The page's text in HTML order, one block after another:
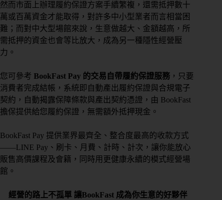
然而市面上辦理履約保證方案手續繁複，還需抵押數十
萬或百萬資金才能取得，對許多中小型業者而言相當困
難；而對中大型場館來說，生意做越大、金額越高，所
需抵押的資金也會等比放大，成為另一種隱性經營壓
力。
您可參考 BookFast Pay 的交易自帶履約保證服務 ，只要
消費者完成結帳，系統即自動產出履約保證與合規電子
契約，自動揭露保障條款與產出契約憑證，由 BookFast
擔保提供給您履約保證，無需額外抵押現金。
BookFast Pay 提供業界最齊全、整合度最高的收款方式
——LINE Pay、刷卡、月費、計時、計次，讓你能放心
販售高價課程及會籍，同時用更健康永續的模式經營場
館。
經營的路上不孤單 讓BookFast 成為你生意的好夥伴